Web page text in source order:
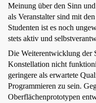
Meinung über den Sinn
als Veranstalter sind mit
Studenten ist es noch
stets aktiv und
Die Weiterentwicklung der
Konstellation nicht
geringere als erwartete
Programmieren zu sein.
Oberflächenprototypen